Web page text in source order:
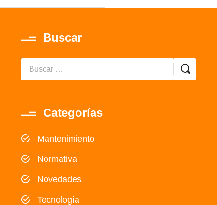
Buscar
Categorías
Mantenimiento
Normativa
Novedades
Tecnología